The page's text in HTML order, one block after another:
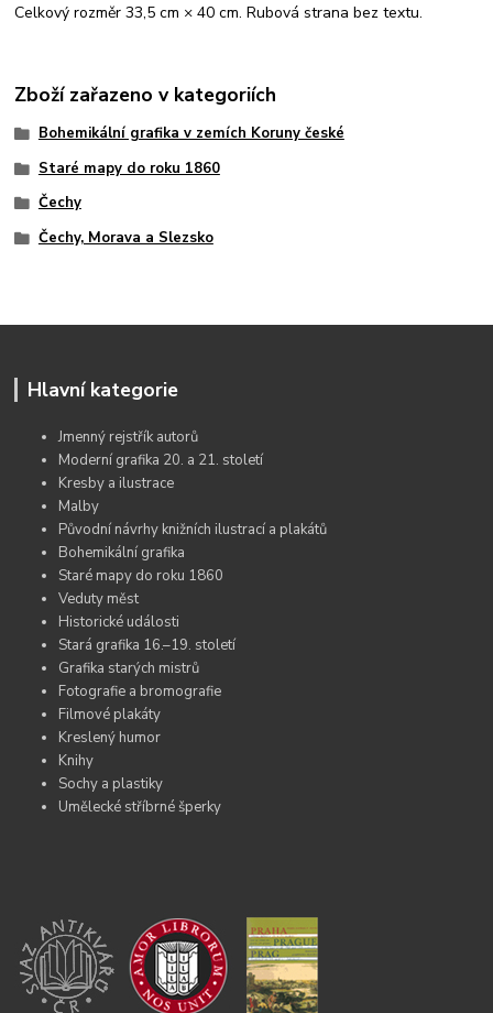
Celkový rozměr 33,5 cm × 40 cm. Rubová strana bez textu.
Zboží zařazeno v kategoriích
Bohemikální grafika v zemích Koruny české
Staré mapy do roku 1860
Čechy
Čechy, Morava a Slezsko
Hlavní kategorie
Jmenný rejstřík autorů
Moderní grafika 20. a 21. století
Kresby a ilustrace
Malby
Původní návrhy knižních ilustrací a plakátů
Bohemikální grafika
Staré mapy do roku 1860
Veduty měst
Historické události
Stará grafika 16.–19. století
Grafika starých mistrů
Fotografie a bromografie
Filmové plakáty
Kreslený humor
Knihy
Sochy a plastiky
Umělecké stříbrné šperky